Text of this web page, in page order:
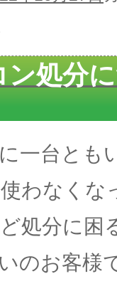
ン処分
一台とも
わなくな
処分に困
のお客様